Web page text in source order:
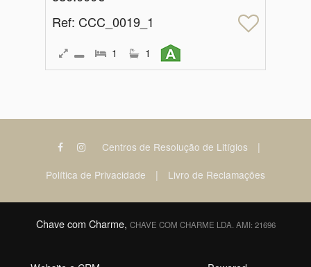
Ref: CCC_0019_1
1 1
Centros de Resolução de Litígios |
Política de Privacidade | Livro de Reclamações
Chave com Charme, CHAVE COM CHARME LDA. AMI: 21696